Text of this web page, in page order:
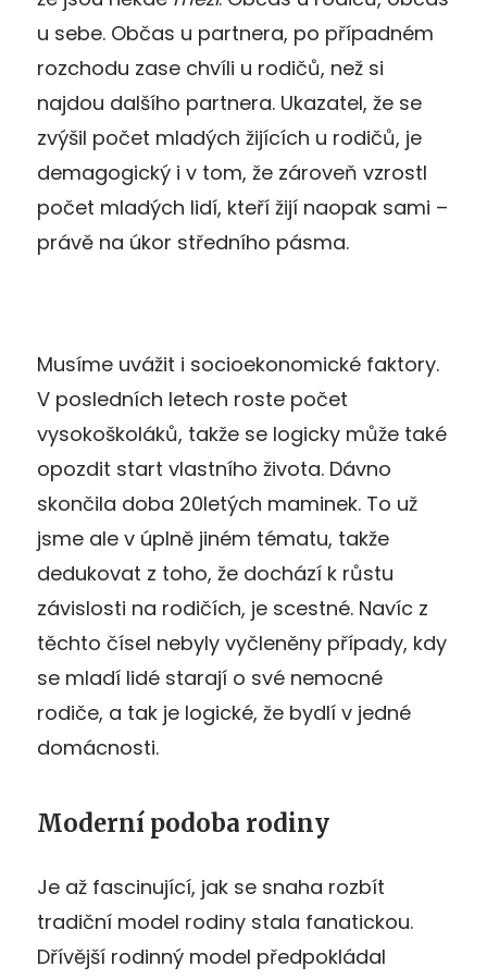
u sebe. Občas u partnera, po případném
rozchodu zase chvíli u rodičů, než si
najdou dalšího partnera. Ukazatel, že se
zvýšil počet mladých žijících u rodičů, je
demagogický i v tom, že zároveň vzrostl
počet mladých lidí, kteří žijí naopak sami –
právě na úkor středního pásma.
Musíme uvážit i socioekonomické faktory.
V posledních letech roste počet
vysokoškoláků, takže se logicky může také
opozdit start vlastního života. Dávno
skončila doba 20letých maminek. To už
jsme ale v úplně jiném tématu, takže
dedukovat z toho, že dochází k růstu
závislosti na rodičích, je scestné. Navíc z
těchto čísel nebyly vyčleněny případy, kdy
se mladí lidé starají o své nemocné
rodiče, a tak je logické, že bydlí v jedné
domácnosti.
Moderní podoba rodiny
Je až fascinující, jak se snaha rozbít
tradiční model rodiny stala fanatickou.
Dřívější rodinný model předpokládal